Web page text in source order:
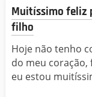
Muitíssimo feliz
filho
Hoje não tenho
do meu coração,
eu estou